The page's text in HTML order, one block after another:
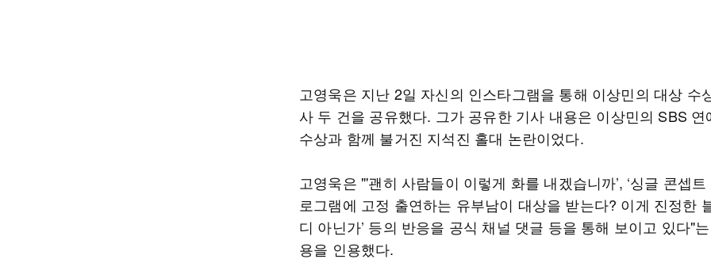
고영욱은 지난 2일 자신의 인스타그램을 통해 이상민의 대상 수
사 두 건을 공유했다. 그가 공유한 기사 내용은 이상민의 SBS 연
수상과 함께 불거진 지석진 홀대 논란이었다.
고영욱은 "'괜히 사람들이 이렇게 화를 내겠습니까’, ‘싱글 콘셉트
로그램에 고정 출연하는 유부남이 대상을 받는다? 이게 진정한
디 아닌가’ 등의 반응을 공식 채널 댓글 등을 통해 보이고 있다"
용을 인용했다.